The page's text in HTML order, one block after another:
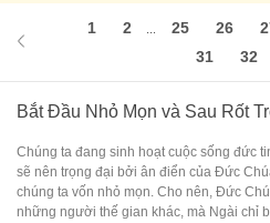
1 2 25 26
31
32
Bắt Đầu Nhỏ Mọn và Sau Rốt
Chúng ta đang sinh hoạt cuộc sống đức
sẽ nên trọng đại bởi ân điển của Đức
chúng ta vốn nhỏ mọn. Cho nên, Đức
những người thế gian khác, mà Ngài chỉ